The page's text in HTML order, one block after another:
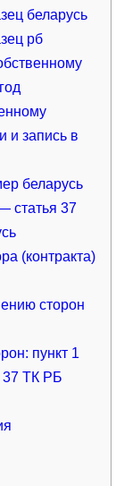
беларусь
рб
и запись в
беларусь
статья 37
(контракта)
сторон
пункт 1
37 ТК РБ